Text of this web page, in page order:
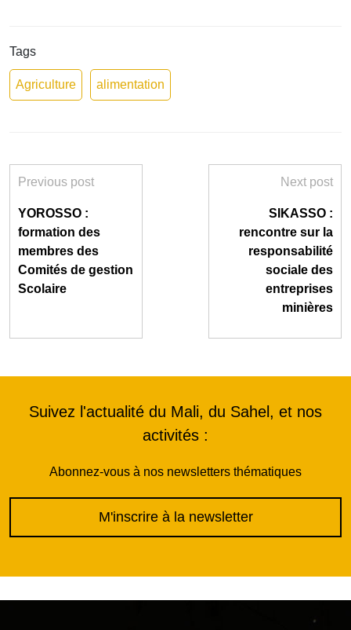
Tags
Agriculture alimentation
Previous post
YOROSSO :
formation des
membres des
Comités de gestion
Scolaire
Next post
SIKASSO :
rencontre sur la
responsabilité
sociale des
entreprises
minières
Suivez l'actualité du Mali, du Sahel, et nos
activités :
Abonnez-vous à nos newsletters thématiques
M'inscrire à la newsletter